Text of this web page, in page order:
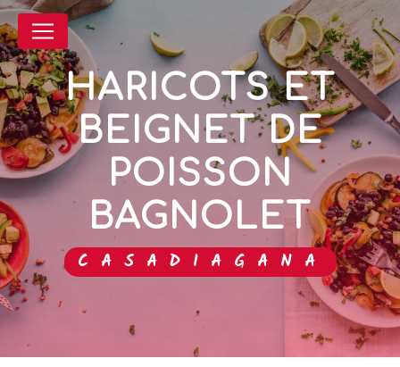
HARICOTS ET
BEIGNET DE
POISSON
BAGNOLET
CASADIAGANA
Panneau de gestion des cookies